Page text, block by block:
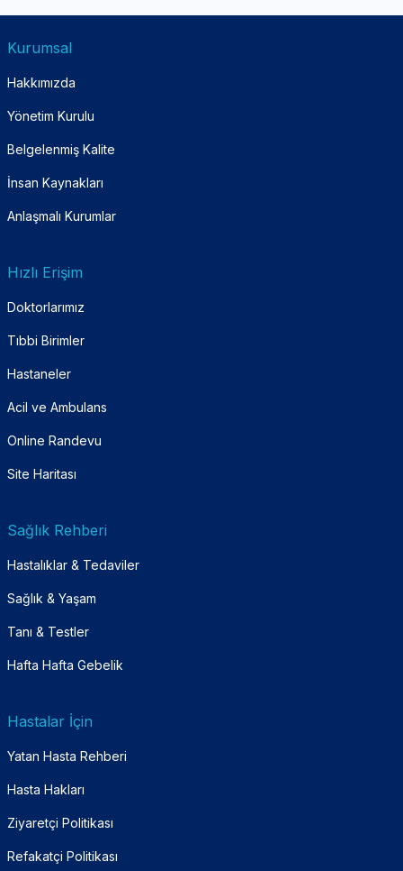
Kurumsal
Hakkımızda
Yönetim Kurulu
Belgelenmiş Kalite
İnsan Kaynakları
Anlaşmalı Kurumlar
Hızlı Erişim
Doktorlarımız
Tıbbi Birimler
Hastaneler
Acil ve Ambulans
Online Randevu
Site Haritası
Sağlık Rehberi
Hastalıklar & Tedaviler
Sağlık & Yaşam
Tanı & Testler
Hafta Hafta Gebelik
Hastalar İçin
Yatan Hasta Rehberi
Hasta Hakları
Ziyaretçi Politikası
Refakatçi Politikası